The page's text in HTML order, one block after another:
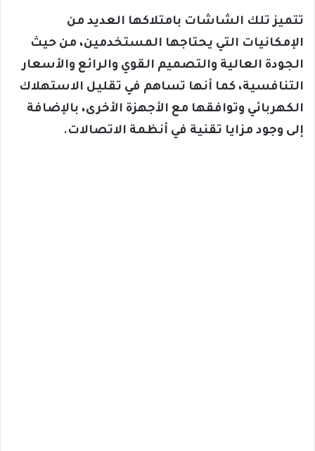
تتميز تلك الشاشات بامتلاكها العديد من
الإمكانيات التي يحتاجها المستخدمين، من حيث
الجودة العالية والتصميم القوي والرائع والأسعار
التنافسية، كما أنها تساهم في تقليل الاستهلاك
الكهربائي وتوافقها مع الأجهزة الأخرى، بالإضافة
إلى وجود مزايا تقنية في أنظمة الاتصالات.